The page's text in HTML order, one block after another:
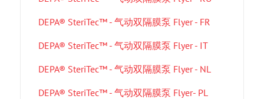
DEPA® SteriTec™ - 气动双隔膜泵 Flyer - FR
DEPA® SteriTec™ - 气动双隔膜泵 Flyer - IT
DEPA® SteriTec™ - 气动双隔膜泵 Flyer - NL
DEPA® SteriTec™ - 气动双隔膜泵 Flyer- PL